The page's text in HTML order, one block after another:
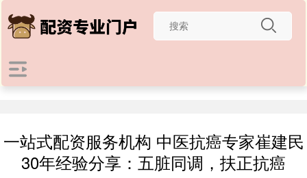
一站式配资服务机构 中医抗癌专家崔建民
30年经验分享：五脏同调，扶正抗癌